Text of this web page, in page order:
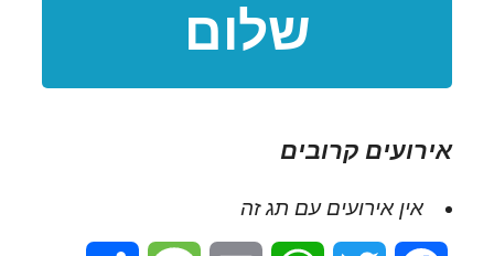
שלום
אירועים קרובים
אין אירועים עם תג זה